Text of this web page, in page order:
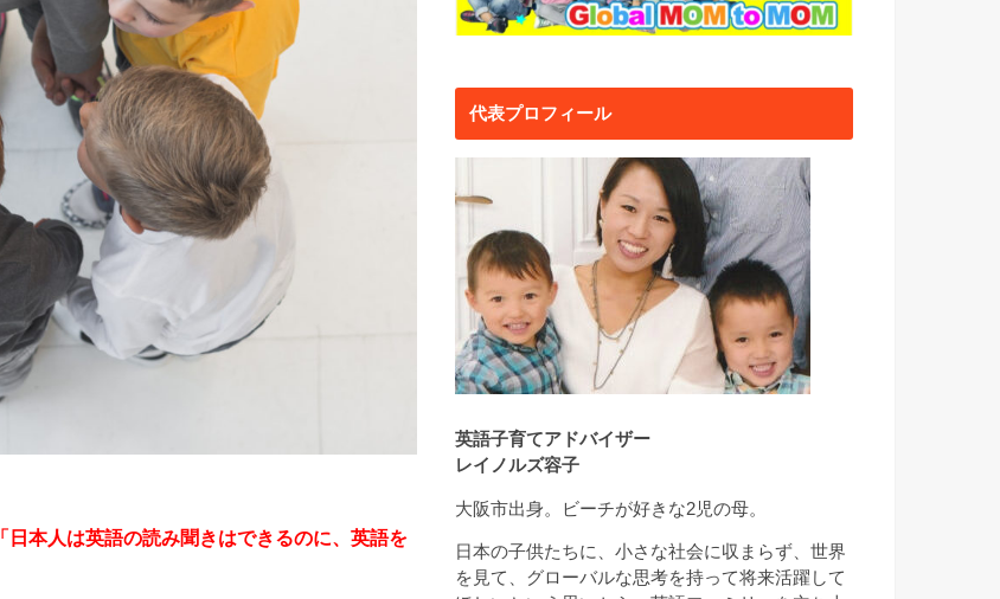
「日本人は英語の読み聞きはできるのに、英語を
代表プロフィール
英語子育てアドバイザー
レイノルズ容子
大阪市出身。ビーチが好きな2児の母。
日本の子供たちに、小さな社会に収まらず、世界
を見て、グローバルな思考を持って将来活躍して